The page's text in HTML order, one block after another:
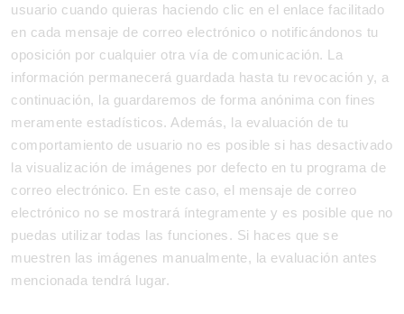
usuario cuando quieras haciendo clic en el enlace facilitado
en cada mensaje de correo electrónico o notificándonos tu
oposición por cualquier otra vía de comunicación. La
información permanecerá guardada hasta tu revocación y, a
continuación, la guardaremos de forma anónima con fines
meramente estadísticos. Además, la evaluación de tu
comportamiento de usuario no es posible si has desactivado
la visualización de imágenes por defecto en tu programa de
correo electrónico. En este caso, el mensaje de correo
electrónico no se mostrará íntegramente y es posible que no
puedas utilizar todas las funciones. Si haces que se
muestren las imágenes manualmente, la evaluación antes
mencionada tendrá lugar.